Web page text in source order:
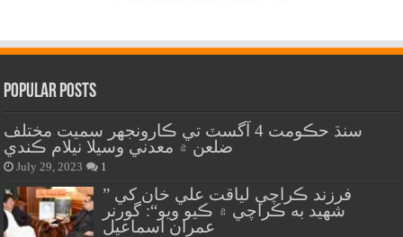
Popular Posts
سنڌ حڪومت 4 آگسٽ تي ڪارونجهر سميت مختلف
ضلعن ۾ معدني وسيلا نيلام ڪندي
July 29, 2023 1
” فرزند ڪراچي لياقت علي خان کي
شهيد به ڪراچي ۾ ڪيو ويو“: گورنر
عمران اسماعيل